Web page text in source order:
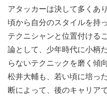
アタッカーは決して多くあ
頃から自分のスタイルを持
テクニシャンと位置付ける
論として、少年時代に小柄
らないテクニックを磨く傾
松井大輔も、若い頃に培っ
断によって、後のキャリア